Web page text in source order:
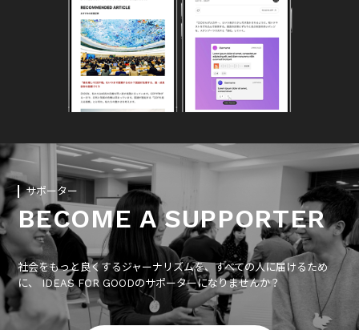
サポーター
BECOME A SUPPORTER
社会をもっと良くするジャーナリズムを、すべての人に届けるため
に、 IDEAS FOR GOODのサポーターになりませんか？